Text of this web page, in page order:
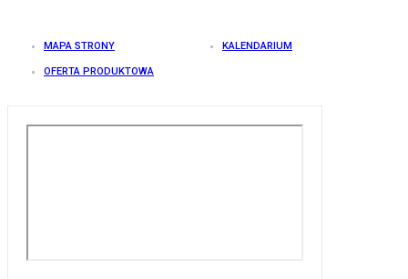
MAPA STRONY KALENDARIUM
OFERTA PRODUKTOWA